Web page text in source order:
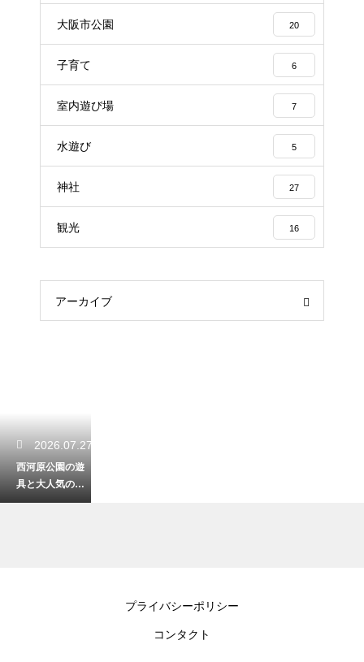
大阪市公園 20
子育て 6
室内遊び場 7
水遊び 5
神社 27
観光 16
アーカイブ
2026.07.27
西河原公園の遊
具と大人気のジ
ャンボ滑り台！
プライバシーポリシー
コンタクト